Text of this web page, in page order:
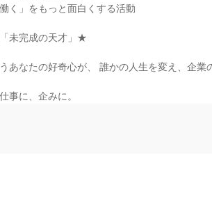
く」をもっと面白くする活動
未完成の天才」★
あなたの好奇心が、 誰かの人生を変え、企業
事に、企みに。